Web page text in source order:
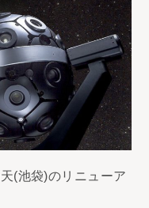
(池袋)のリニューア